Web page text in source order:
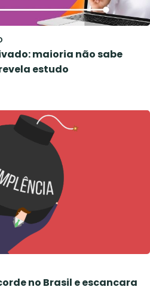
maioria não sabe
estudo
no Brasil e escancara